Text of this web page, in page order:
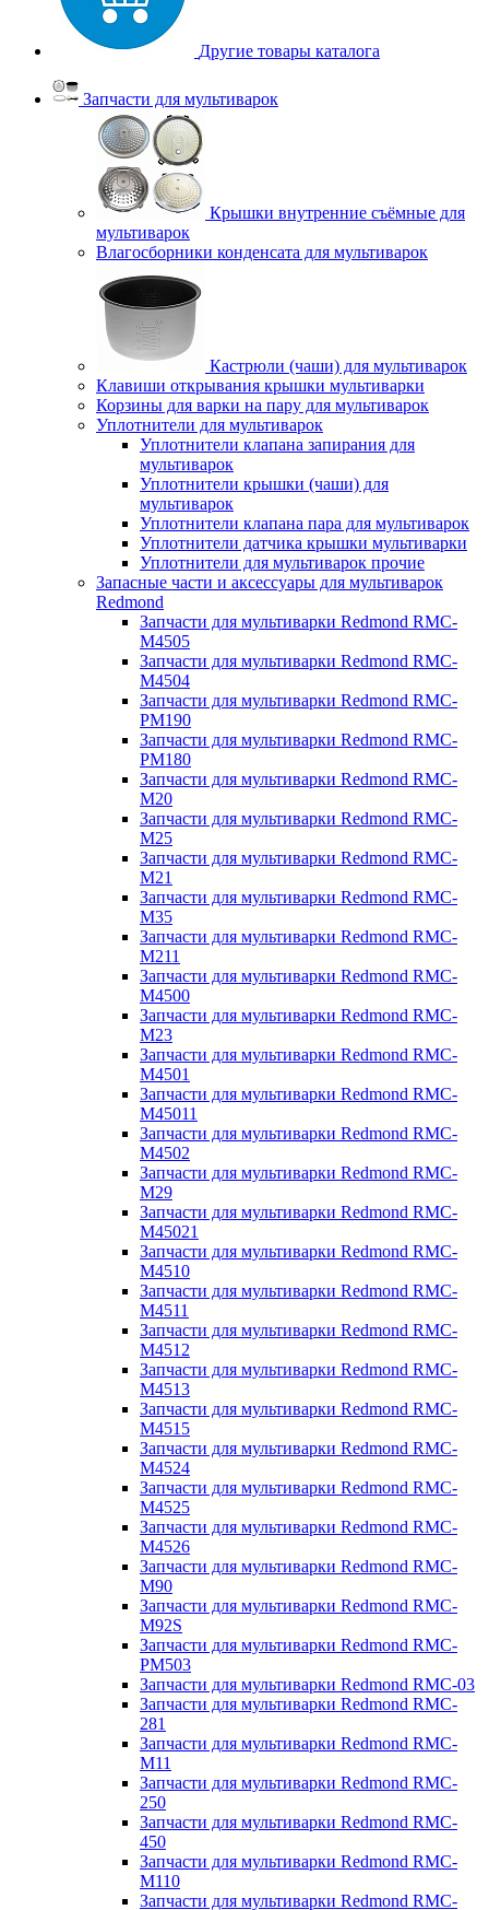
Другие товары каталога
Запчасти для мультиварок
Крышки внутренние съёмные для
мультиварок
Влагосборники конденсата для мультиварок
Кастрюли (чаши) для мультиварок
Клавиши открывания крышки мультиварки
Корзины для варки на пару для мультиварок
Уплотнители для мультиварок
Уплотнители клапана запирания для
мультиварок
Уплотнители крышки (чаши) для
мультиварок
Уплотнители клапана пара для мультиварок
Уплотнители датчика крышки мультиварки
Уплотнители для мультиварок прочие
Запасные части и аксессуары для мультиварок
Redmond
Запчасти для мультиварки Redmond RMC-
M4505
Запчасти для мультиварки Redmond RMC-
M4504
Запчасти для мультиварки Redmond RMC-
PM190
Запчасти для мультиварки Redmond RMC-
PM180
Запчасти для мультиварки Redmond RMC-
M20
Запчасти для мультиварки Redmond RMC-
M25
Запчасти для мультиварки Redmond RMC-
M21
Запчасти для мультиварки Redmond RMC-
M35
Запчасти для мультиварки Redmond RMC-
M211
Запчасти для мультиварки Redmond RMC-
M4500
Запчасти для мультиварки Redmond RMC-
M23
Запчасти для мультиварки Redmond RMC-
M4501
Запчасти для мультиварки Redmond RMC-
M45011
Запчасти для мультиварки Redmond RMC-
M4502
Запчасти для мультиварки Redmond RMC-
M29
Запчасти для мультиварки Redmond RMC-
M45021
Запчасти для мультиварки Redmond RMC-
M4510
Запчасти для мультиварки Redmond RMC-
M4511
Запчасти для мультиварки Redmond RMC-
M4512
Запчасти для мультиварки Redmond RMC-
M4513
Запчасти для мультиварки Redmond RMC-
M4515
Запчасти для мультиварки Redmond RMC-
M4524
Запчасти для мультиварки Redmond RMC-
M4525
Запчасти для мультиварки Redmond RMC-
M4526
Запчасти для мультиварки Redmond RMC-
M90
Запчасти для мультиварки Redmond RMC-
M92S
Запчасти для мультиварки Redmond RMC-
PM503
Запчасти для мультиварки Redmond RMC-03
Запчасти для мультиварки Redmond RMC-
281
Запчасти для мультиварки Redmond RMC-
M11
Запчасти для мультиварки Redmond RMC-
250
Запчасти для мультиварки Redmond RMC-
450
Запчасти для мультиварки Redmond RMC-
M110
Запчасти для мультиварки Redmond RMC-